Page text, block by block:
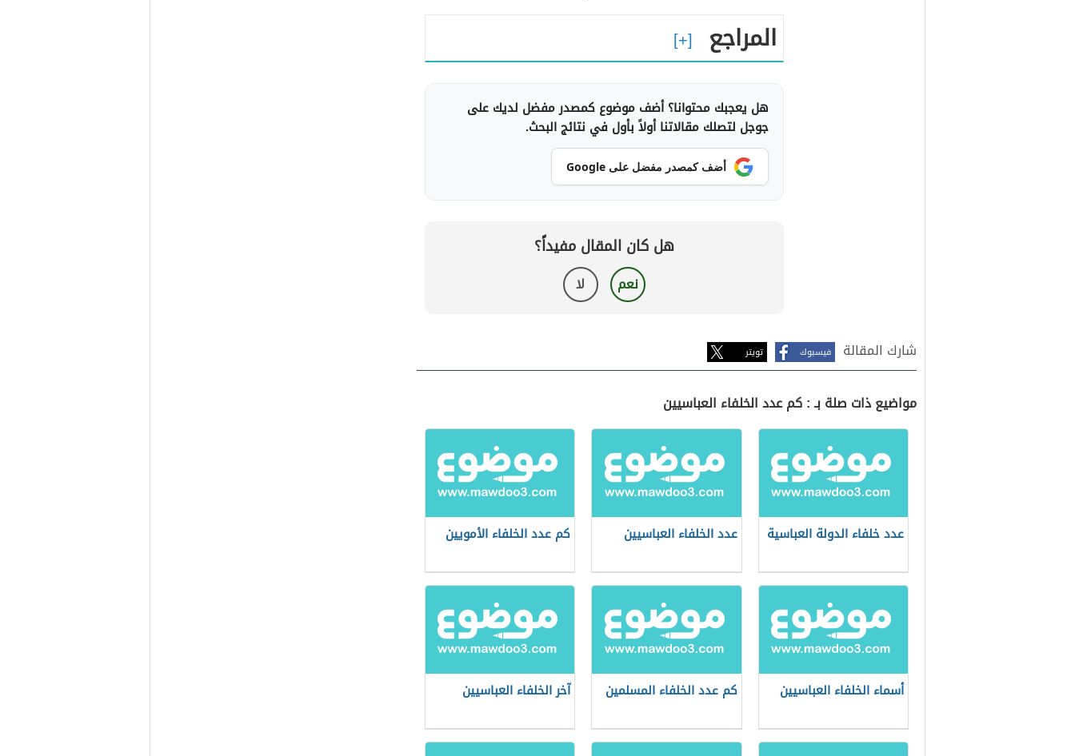
المراجع
هل يعجبك محتوانا؟ أضف موضوع كمصدر مفضل لديك على
جوجل لتصلك مقالاتنا أولاً بأول في نتائج البحث.
أضف كمصدر مفضل على Google
هل كان المقال مفيداً؟
نعم لا
شارك المقالة فيسبوك تويتر
مواضيع ذات صلة بـ : كم عدد الخلفاء العباسيين
عدد خلفاء الدولة العباسية عدد الخلفاء العباسيين كم عدد الخلفاء الأمويين
أسماء الخلفاء العباسيين كم عدد الخلفاء المسلمين آخر الخلفاء العباسيين